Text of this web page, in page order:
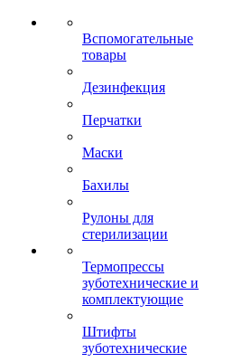
Вспомогательные
товары
Дезинфекция
Перчатки
Маски
Бахилы
Рулоны для
стерилизации
Термопрессы
зуботехнические и
комплектующие
Штифты
зуботехнические